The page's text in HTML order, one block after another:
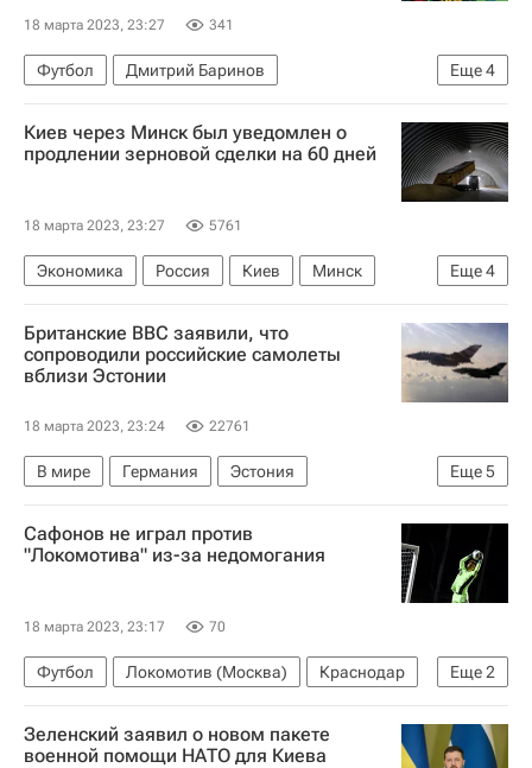
18 марта 2023, 23:27 341
Еще4
Футбол
Дмитрий Баринов
Юрий Нагорных
Локомотив (Москва)
Акрон (Тольятти)
Кубок России по футболу
Киев через Минск был уведомлен о
продлении зерновой сделки на 60 дней
18 марта 2023, 23:27 5761
Еще4
Экономика Россия Киев
Минск
Сергей Вершинин
Мария Захарова
Зерновая сделка
ООН
Британские ВВС заявили, что
сопроводили российские самолеты
вблизи Эстонии
18 марта 2023, 23:24 22761
Еще5
В мире Германия
Эстония
Великобритания
НАТО Ту-134
Су-27
Ан-12
Сафонов не играл против
"Локомотива" из-за недомогания
18 марта 2023, 23:17 70
Еще2
Футбол Локомотив (Москва)
Краснодар
Матвей Сафонов
Станислав Агкацев
Зеленский заявил о новом пакете
военной помощи НАТО для Киева